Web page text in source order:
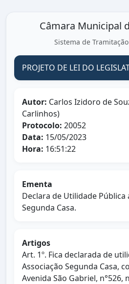
Câmara Municipal
Sistema de
PROJETO DE LEI DO
Autor: Carlos Izidoro de
Carlinhos)
Protocolo: 20052
Data: 15/05/2023
Hora: 16:51:22
Ementa
Declara de Utilidade Pública
Segunda Casa.
Artigos
Art. 1º. Fica declarada de
Associação Segunda Casa,
Avenida São Gabriel, n°526,